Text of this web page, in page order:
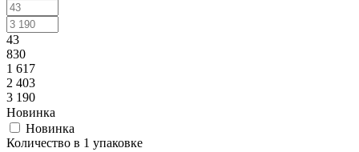
43
830
1 617
2 403
3 190
Новинка
Новинка
Количество в 1 упаковке